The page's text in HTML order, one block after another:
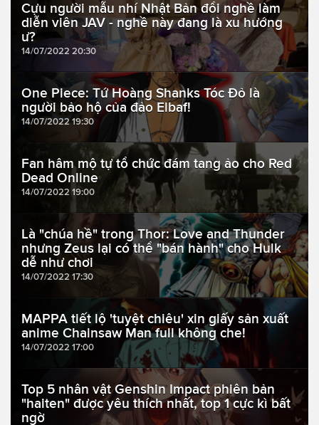
Cựu người mẫu nhí Nhật Bản đổi nghề làm
diễn viên JAV - nghề này đang là xu hướng
ư?
14/07/2022 20:30
One Piece: Tứ Hoàng Shanks Tóc Đỏ là
người bảo hộ của đảo Elbaf!
14/07/2022 19:30
Fan hâm mộ tự tổ chức đám tang ảo cho Red
Dead Online
14/07/2022 19:00
Là "chúa hề" trong Thor: Love and Thunder
nhưng Zeus lại có thể "bán hành" cho Hulk
dễ như chơi
14/07/2022 17:30
MAPPA tiết lộ 'tuyệt chiêu' xin giấy sản xuất
anime Chainsaw Man full không che!
14/07/2022 17:00
Top 5 nhân vật Genshin Impact phiên bản
"haiten" được yêu thích nhất, top 1 cực kì bất
ngờ